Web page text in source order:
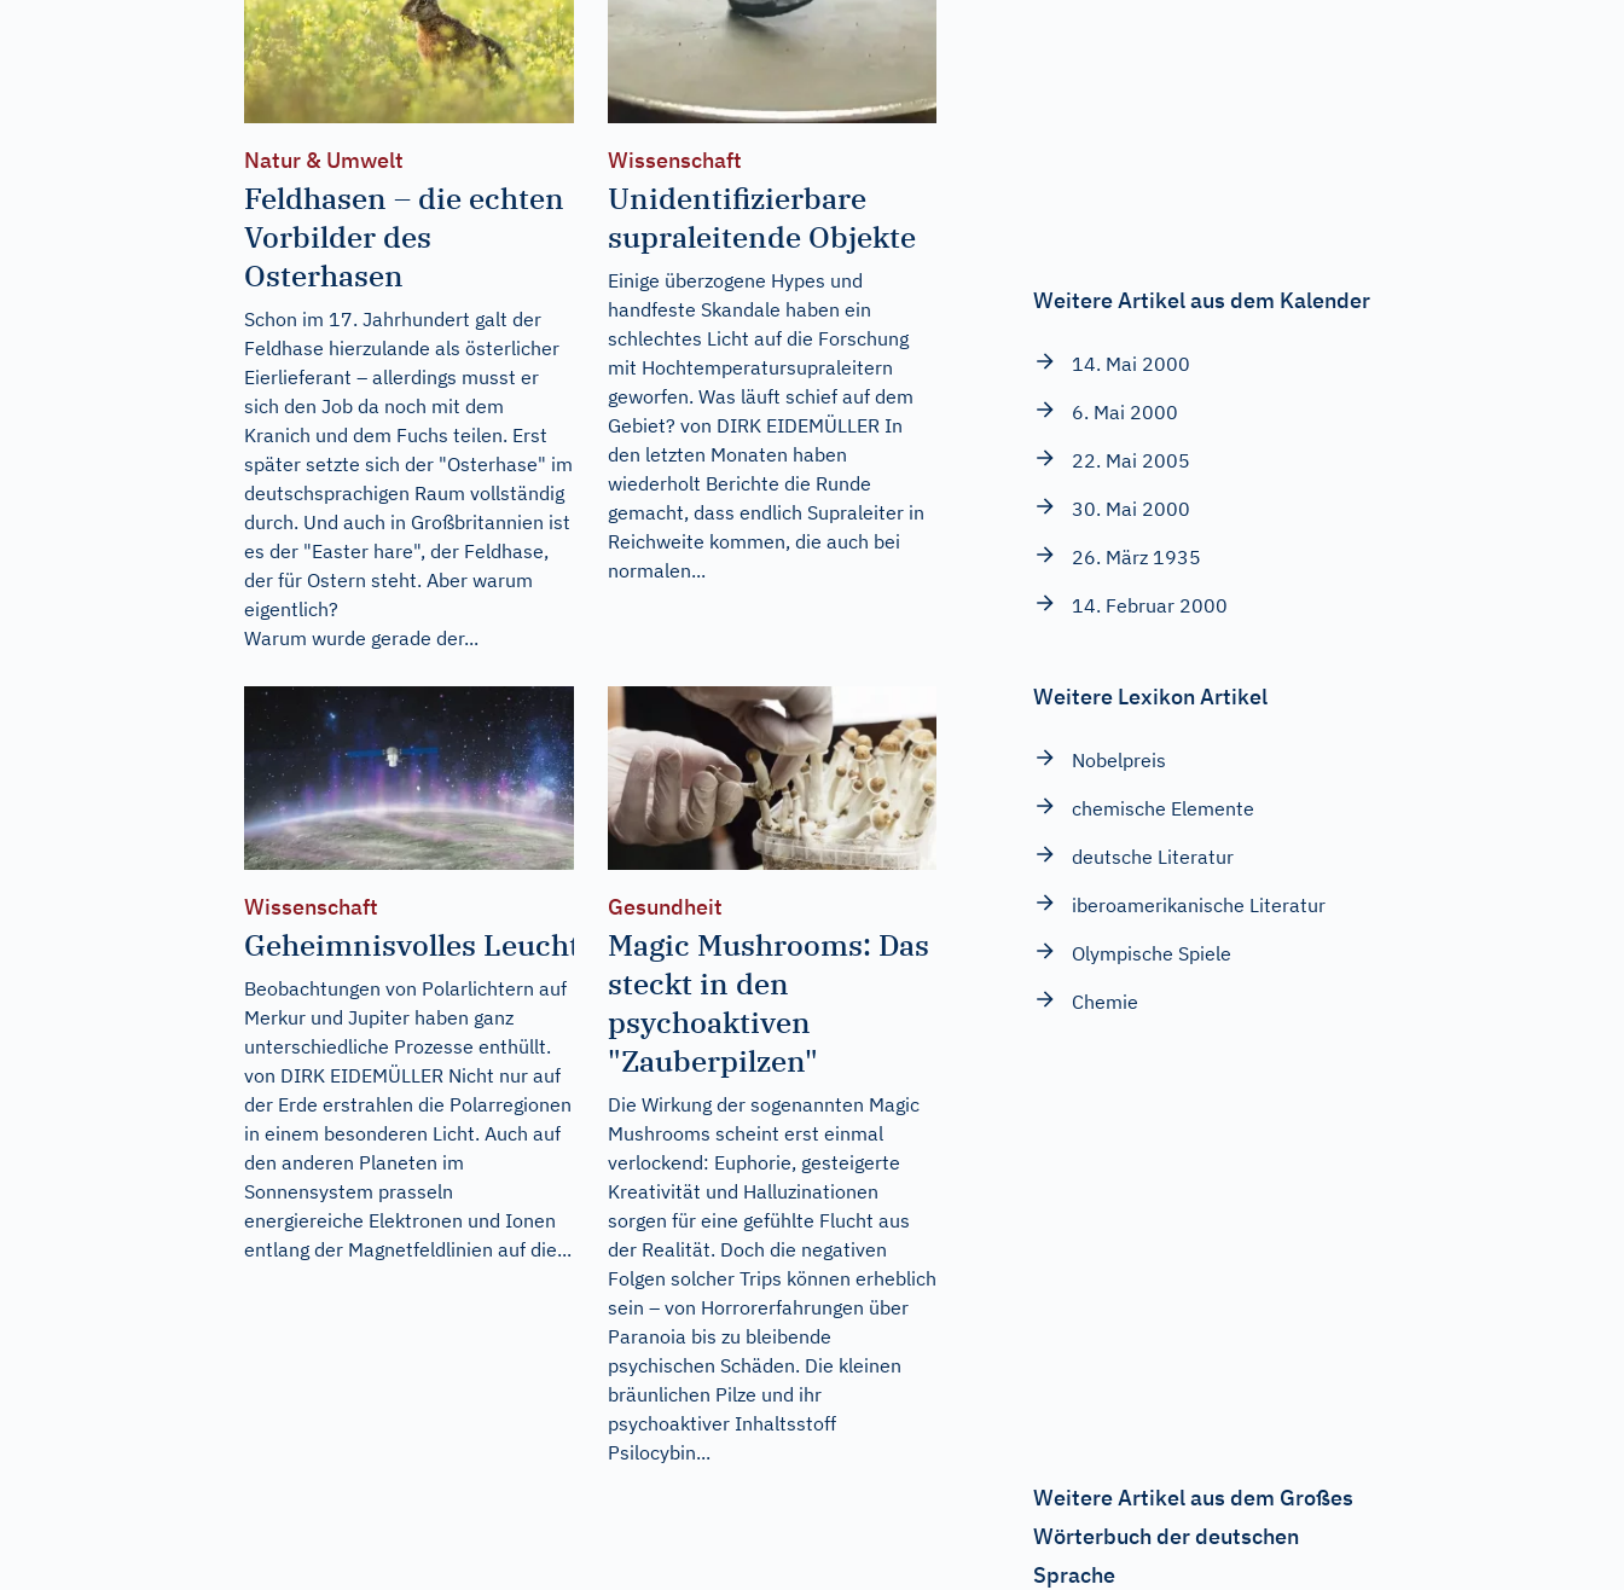
Natur & Umwelt
Feldhasen – die echten
Vorbilder des
Osterhasen
Schon im 17. Jahrhundert galt der
Feldhase hierzulande als österlicher
Eierlieferant – allerdings musst er
sich den Job da noch mit dem
Kranich und dem Fuchs teilen. Erst
später setzte sich der "Osterhase" im
deutschsprachigen Raum vollständig
durch. Und auch in Großbritannien ist
es der "Easter hare", der Feldhase,
der für Ostern steht. Aber warum
eigentlich?
Warum wurde gerade der...
Wissenschaft
Unidentifizierbare
supraleitende Objekte
Einige überzogene Hypes und
handfeste Skandale haben ein
schlechtes Licht auf die Forschung
mit Hochtemperatursupraleitern
geworfen. Was läuft schief auf dem
Gebiet? von DIRK EIDEMÜLLER In
den letzten Monaten haben
wiederholt Berichte die Runde
gemacht, dass endlich Supraleiter in
Reichweite kommen, die auch bei
normalen...
Wissenschaft
Geheimnisvolles Leuchten
Beobachtungen von Polarlichtern auf
Merkur und Jupiter haben ganz
unterschiedliche Prozesse enthüllt.
von DIRK EIDEMÜLLER Nicht nur auf
der Erde erstrahlen die Polarregionen
in einem besonderen Licht. Auch auf
den anderen Planeten im
Sonnensystem prasseln
energiereiche Elektronen und Ionen
entlang der Magnetfeldlinien auf die...
Gesundheit
Magic Mushrooms: Das
steckt in den
psychoaktiven
"Zauberpilzen"
Die Wirkung der sogenannten Magic
Mushrooms scheint erst einmal
verlockend: Euphorie, gesteigerte
Kreativität und Halluzinationen
sorgen für eine gefühlte Flucht aus
der Realität. Doch die negativen
Folgen solcher Trips können erheblich
sein – von Horrorerfahrungen über
Paranoia bis zu bleibende
psychischen Schäden. Die kleinen
bräunlichen Pilze und ihr
psychoaktiver Inhaltsstoff
Psilocybin...
Weitere Artikel aus dem Kalender
14. Mai 2000
6. Mai 2000
22. Mai 2005
30. Mai 2000
26. März 1935
14. Februar 2000
Weitere Lexikon Artikel
Nobelpreis
chemische Elemente
deutsche Literatur
iberoamerikanische Literatur
Olympische Spiele
Chemie
Weitere Artikel aus dem Großes
Wörterbuch der deutschen
Sprache